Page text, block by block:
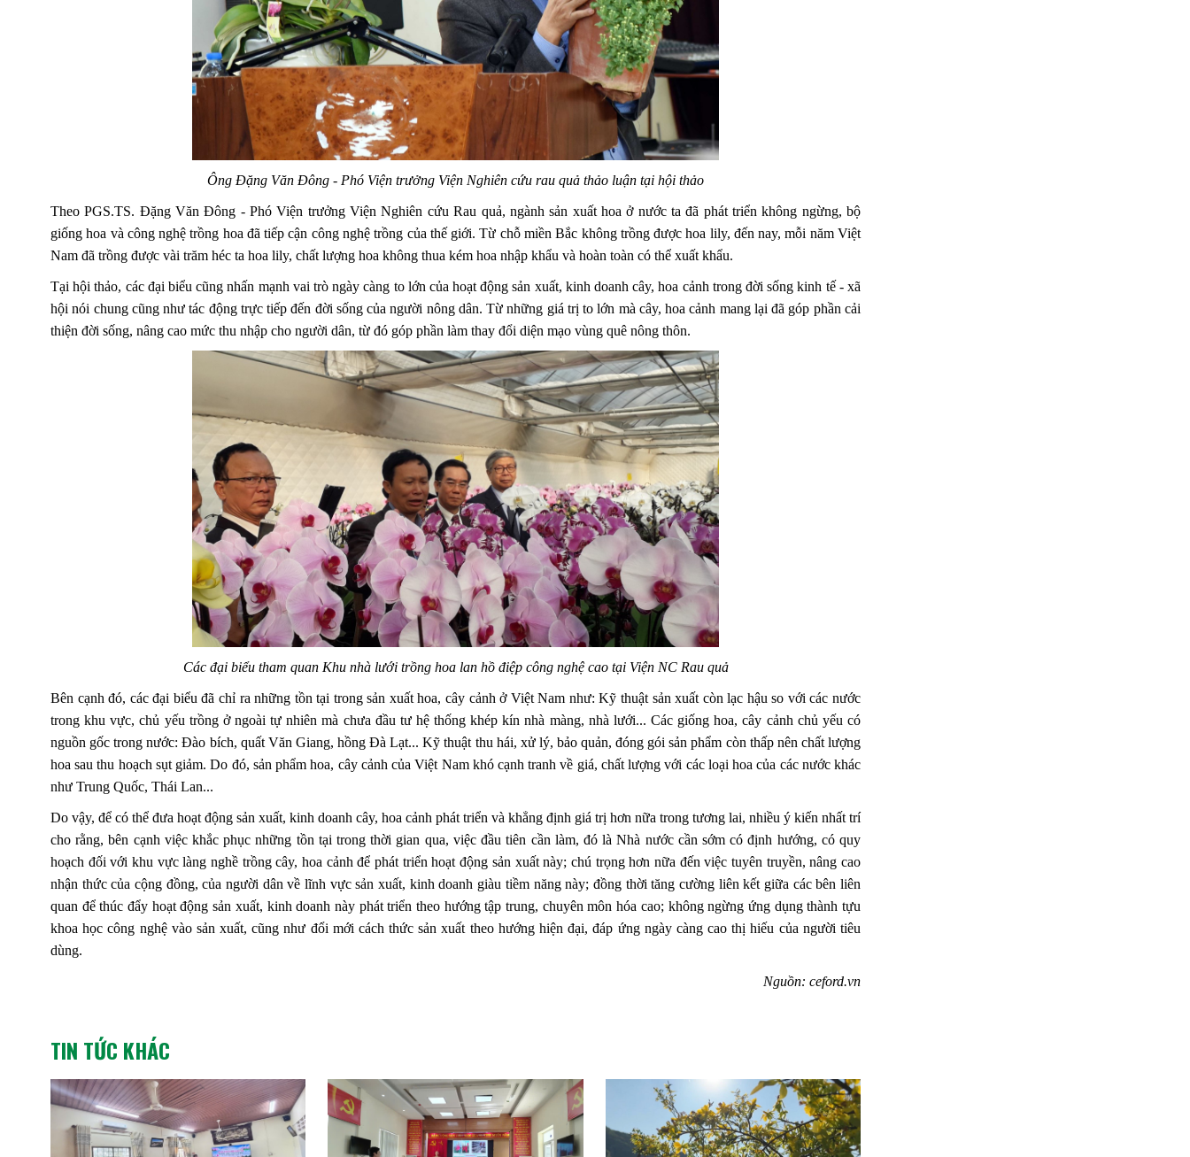
Ông Đặng Văn Đông - Phó Viện trưởng Viện Nghiên cứu rau quả thảo luận tại hội thảo
Theo PGS.TS. Đặng Văn Đông - Phó Viện trưởng Viện Nghiên cứu Rau quả, ngành sản xuất hoa ở nước ta đã phát triển không ngừng, bộ
giống hoa và công nghệ trồng hoa đã tiếp cận công nghệ trồng của thế giới. Từ chỗ miền Bắc không trồng được hoa lily, đến nay, mỗi năm Việt
Nam đã trồng được vài trăm héc ta hoa lily, chất lượng hoa không thua kém hoa nhập khẩu và hoàn toàn có thể xuất khẩu.
Tại hội thảo, các đại biểu cũng nhấn mạnh vai trò ngày càng to lớn của hoạt động sản xuất, kinh doanh cây, hoa cảnh trong đời sống kinh tế - xã
hội nói chung cũng như tác động trực tiếp đến đời sống của người nông dân. Từ những giá trị to lớn mà cây, hoa cảnh mang lại đã góp phần cải
thiện đời sống, nâng cao mức thu nhập cho người dân, từ đó góp phần làm thay đổi diện mạo vùng quê nông thôn.
Các đại biểu tham quan Khu nhà lưới trồng hoa lan hồ điệp công nghệ cao tại Viện NC Rau quả
Bên cạnh đó, các đại biểu đã chỉ ra những tồn tại trong sản xuất hoa, cây cảnh ở Việt Nam như: Kỹ thuật sản xuất còn lạc hậu so với các nước
trong khu vực, chủ yếu trồng ở ngoài tự nhiên mà chưa đầu tư hệ thống khép kín nhà màng, nhà lưới... Các giống hoa, cây cảnh chủ yếu có
nguồn gốc trong nước: Đào bích, quất Văn Giang, hồng Đà Lạt... Kỹ thuật thu hái, xử lý, bảo quản, đóng gói sản phẩm còn thấp nên chất lượng
hoa sau thu hoạch sụt giảm. Do đó, sản phẩm hoa, cây cảnh của Việt Nam khó cạnh tranh về giá, chất lượng với các loại hoa của các nước khác
như Trung Quốc, Thái Lan...
Do vậy, để có thể đưa hoạt động sản xuất, kinh doanh cây, hoa cảnh phát triển và khẳng định giá trị hơn nữa trong tương lai, nhiều ý kiến nhất trí
cho rằng, bên cạnh việc khắc phục những tồn tại trong thời gian qua, việc đầu tiên cần làm, đó là Nhà nước cần sớm có định hướng, có quy
hoạch đối với khu vực làng nghề trồng cây, hoa cảnh để phát triển hoạt động sản xuất này; chú trọng hơn nữa đến việc tuyên truyền, nâng cao
nhận thức của cộng đồng, của người dân về lĩnh vực sản xuất, kinh doanh giàu tiềm năng này; đồng thời tăng cường liên kết giữa các bên liên
quan để thúc đẩy hoạt động sản xuất, kinh doanh này phát triển theo hướng tập trung, chuyên môn hóa cao; không ngừng ứng dụng thành tựu
khoa học công nghệ vào sản xuất, cũng như đổi mới cách thức sản xuất theo hướng hiện đại, đáp ứng ngày càng cao thị hiếu của người tiêu
dùng.
Nguồn: ceford.vn
TIN TỨC KHÁC